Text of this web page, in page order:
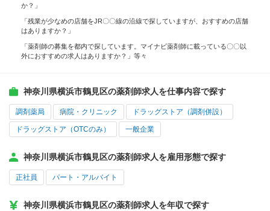
か？」
「残業が少なめの店舗をJR〇〇線の沿線で探していますが、おすすめの店舗
はありますか？」
「薬剤師の募集を都内で探しています。マイナビ薬剤師に載っている〇〇以
外におすすめの求人はありますか？」等々
神奈川県横浜市鶴見区の薬剤師求人を仕事内容で探す
調剤薬局 病院・クリニック ドラッグストア（調剤併設）
ドラッグストア（OTCのみ） 一般企業
神奈川県横浜市鶴見区の薬剤師求人を雇用形態で探す
正社員 パート・アルバイト
神奈川県横浜市鶴見区の薬剤師求人を年収で探す